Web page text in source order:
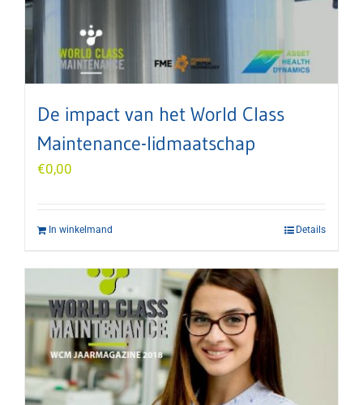
De impact van het World Class
Maintenance-lidmaatschap
€0,00
In winkelmand Details